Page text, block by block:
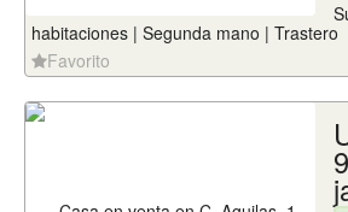
habitaciones | Segunda mano | Trastero
Favorito